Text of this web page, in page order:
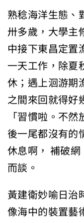
熟稔海洋生態
卅多歲，大學
中接下東昌定
一天工作，除
休；遇上洄游
之間來回就得
「習慣啦。不
後一尾都沒有
休息啊， 補破
而談。
黃建衛妙喻日
像海中的裝置